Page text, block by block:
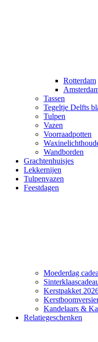
Rotterdam
Tassen
Tegeltje Delfts
Tulpen
Vazen
Voorraadpotten
Wandborden
Grachtenhuisjes
Lekkernijen
Tulpenvazen
Feestdagen
Moederdag
Kerstpakket
Kandelaars &
Relatiegeschenken